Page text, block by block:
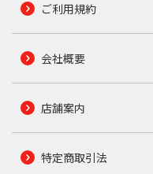
ご利用規約
会社概要
店舗案内
特定商取引法